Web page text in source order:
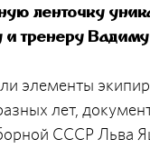
ленточку
и тренеру
элементы
лет,
СССР Льва